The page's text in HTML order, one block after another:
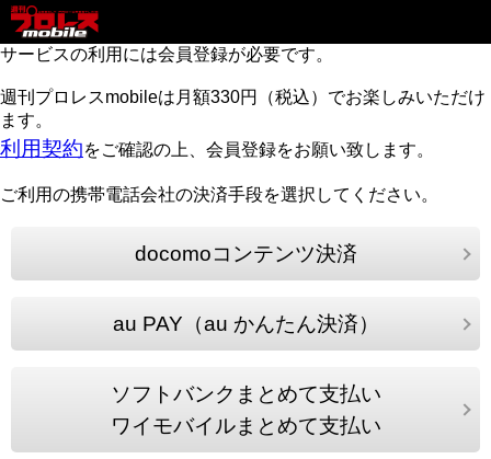
サービスの利用には会員登録が必要です。
週刊プロレスmobileは月額330円（税込）でお楽しみいただけ
ます。
利用契約をご確認の上、会員登録をお願い致します。
ご利用の携帯電話会社の決済手段を選択してください。
docomoコンテンツ決済
au PAY（au かんたん決済）
ソフトバンクまとめて支払い
ワイモバイルまとめて支払い